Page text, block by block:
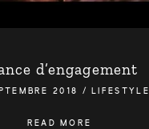
d’engagement
2018 / LIFESTYLE
READ MORE